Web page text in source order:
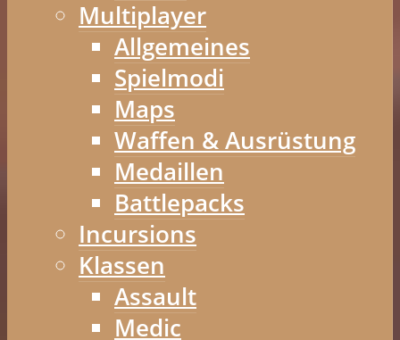
Multiplayer
Allgemeines
Spielmodi
Maps
Waffen & Ausrüstung
Medaillen
Battlepacks
Incursions
Klassen
Assault
Medic